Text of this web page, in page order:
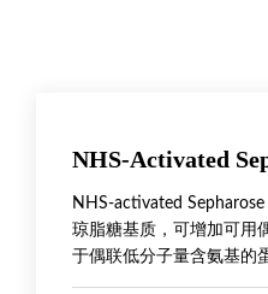
NHS-Activated
NHS-activated
琼脂糖基质，可增加可用
于偶联低分子量含氨基的